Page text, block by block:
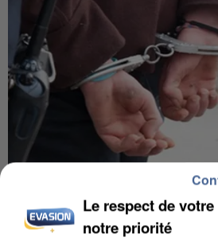
INTERPELLÉ EN ALGÉRIE
Le respect de
notre priorité